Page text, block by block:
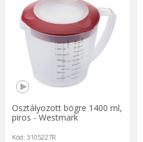
Osztályozott bögre 1400 ml,
piros - Westmark
Kód: 3105227R